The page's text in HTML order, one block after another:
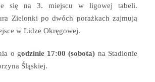
się na 3. miejscu w ligowej tabeli.
Zielonki po dwóch porażkach zajmują
w Lidze Okręgowej.
o godzinie 17:00 (sobota) na Stadionie
Śląskiej.